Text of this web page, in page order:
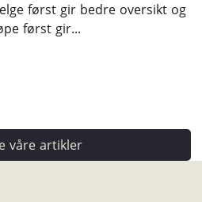
først gir bedre oversikt og
først gir...
våre artikler